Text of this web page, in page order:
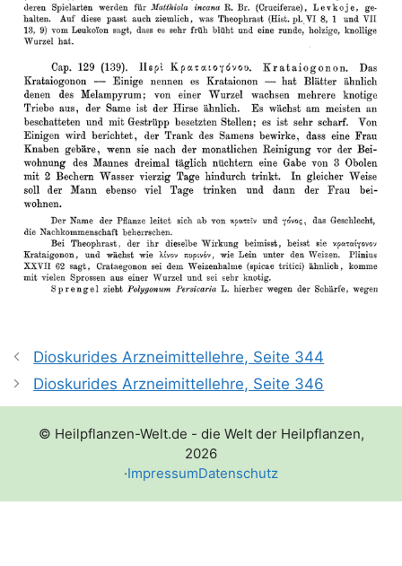
Dioskurides Arzneimittellehre, Seite 344
Dioskurides Arzneimittellehre, Seite 346
© Heilpflanzen-Welt.de - die Welt der Heilpflanzen,
2026
·ImpressumDatenschutz